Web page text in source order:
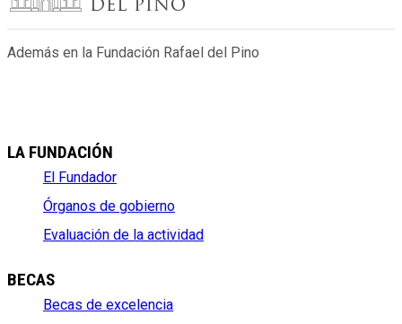
Además en la Fundación Rafael del Pino
LA FUNDACIÓN
El Fundador
Órganos de gobierno
Evaluación de la actividad
BECAS
Becas de excelencia